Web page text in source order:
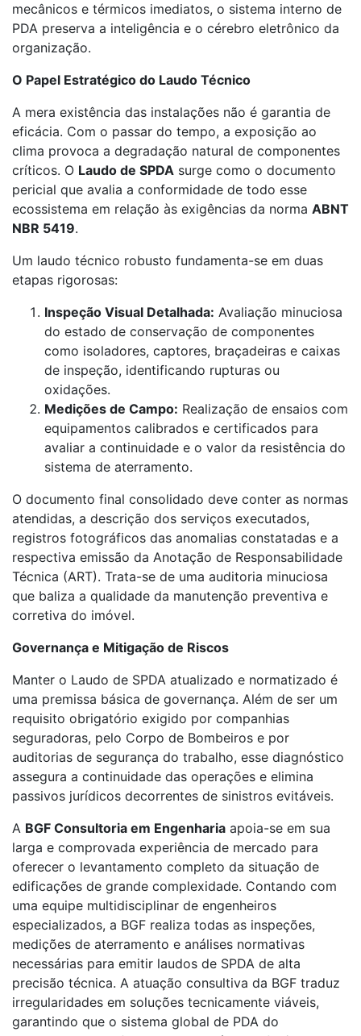
mecânicos e térmicos imediatos, o sistema interno de
PDA preserva a inteligência e o cérebro eletrônico da
organização.
O Papel Estratégico do Laudo Técnico
A mera existência das instalações não é garantia de
eficácia. Com o passar do tempo, a exposição ao
clima provoca a degradação natural de componentes
críticos. O Laudo de SPDA surge como o documento
pericial que avalia a conformidade de todo esse
ecossistema em relação às exigências da norma ABNT
NBR 5419.
Um laudo técnico robusto fundamenta-se em duas
etapas rigorosas:
Inspeção Visual Detalhada: Avaliação minuciosa
do estado de conservação de componentes
como isoladores, captores, braçadeiras e caixas
de inspeção, identificando rupturas ou
oxidações.
Medições de Campo: Realização de ensaios com
equipamentos calibrados e certificados para
avaliar a continuidade e o valor da resistência do
sistema de aterramento.
O documento final consolidado deve conter as normas
atendidas, a descrição dos serviços executados,
registros fotográficos das anomalias constatadas e a
respectiva emissão da Anotação de Responsabilidade
Técnica (ART). Trata-se de uma auditoria minuciosa
que baliza a qualidade da manutenção preventiva e
corretiva do imóvel.
Governança e Mitigação de Riscos
Manter o Laudo de SPDA atualizado e normatizado é
uma premissa básica de governança. Além de ser um
requisito obrigatório exigido por companhias
seguradoras, pelo Corpo de Bombeiros e por
auditorias de segurança do trabalho, esse diagnóstico
assegura a continuidade das operações e elimina
passivos jurídicos decorrentes de sinistros evitáveis.
A BGF Consultoria em Engenharia apoia-se em sua
larga e comprovada experiência de mercado para
oferecer o levantamento completo da situação de
edificações de grande complexidade. Contando com
uma equipe multidisciplinar de engenheiros
especializados, a BGF realiza todas as inspeções,
medições de aterramento e análises normativas
necessárias para emitir laudos de SPDA de alta
precisão técnica. A atuação consultiva da BGF traduz
irregularidades em soluções tecnicamente viáveis,
garantindo que o sistema global de PDA do